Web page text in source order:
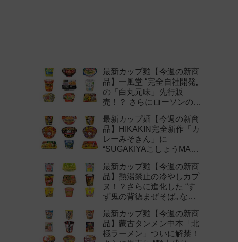
最新カップ麺【今週の新商
品】一風堂 “完全自社開発„
の「白丸元味」先行販
売！？ さらにローソンの激
新作まとめ！
最新カップ麺【今週の新商
品】HIKAKIN完全新作「カ
レーみそきん」に
“SUGAKIYAこしょうMAX„
最新カップ麺【今週の新商
品】熱湯禁止の冷やしカプ
ヌ！？さらに進化した “す
ず鬼の背徳まぜそば„ など
最新カップ麺【今週の新商
品】蒙古タンメン中本「北
極ラーメン」ついに解禁！